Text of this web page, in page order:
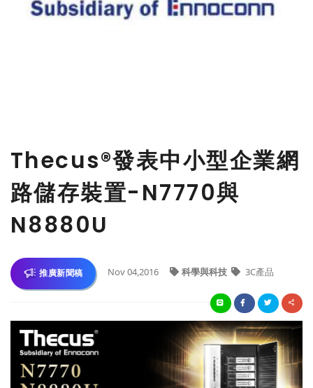
Thecus®發表中小型企業網
路儲存裝置-N7770與
N8880U
推廣新聞稿 Nov 04,2016 科學與科技 3C產品